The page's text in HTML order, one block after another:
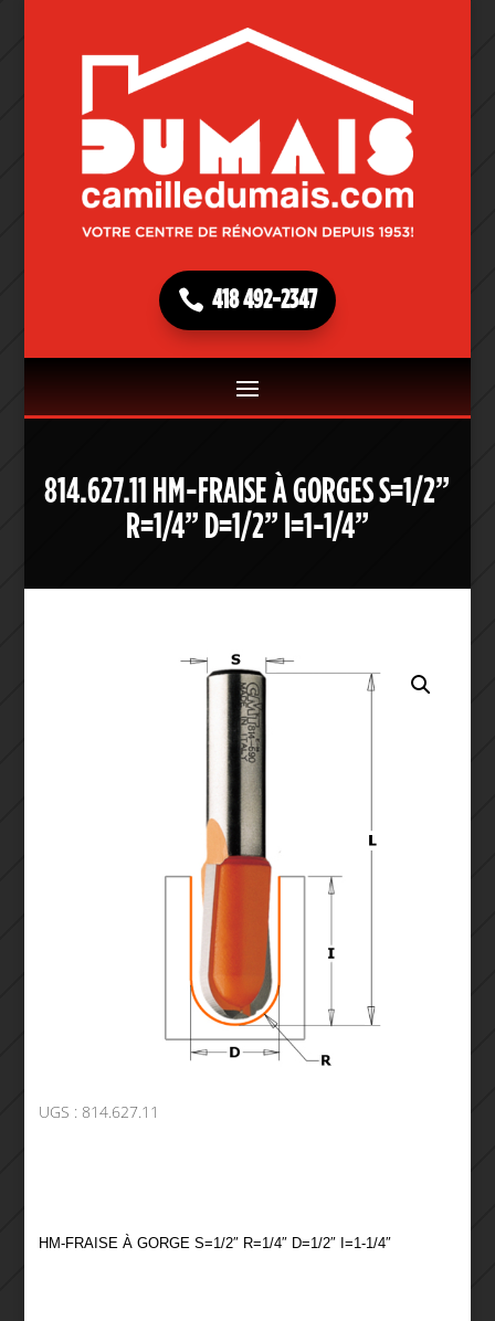
418 492-2347
814.627.11 HM-FRAISE À GORGES S=1/2”
R=1/4” D=1/2” I=1-1/4”
UGS : 814.627.11
HM-FRAISE À GORGE S=1/2″ R=1/4″ D=1/2″ I=1-1/4″